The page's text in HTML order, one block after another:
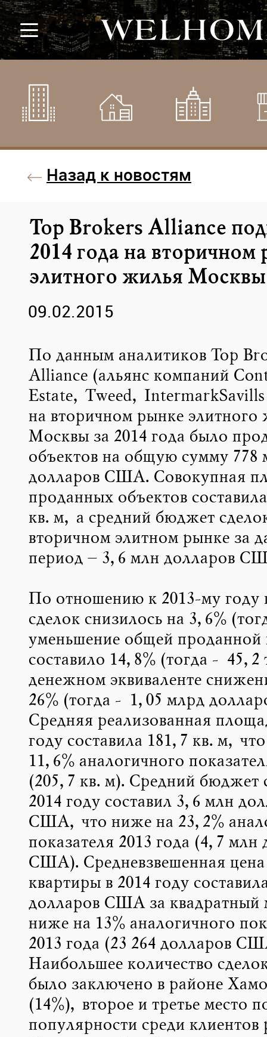
Назад к новостям
Top Brokers Alliance
2014 года на вторичном
элитного жилья Москвы
09.02.2015
По данным аналитиков Top
Alliance (альянс компаний
Estate, Tweed, IntermarkSavills
на вторичном рынке элитного
Москвы за 2014 года было
объектов на общую сумму 778
долларов США. Совокупная
проданных объектов
кв. м, а средний бюджет
вторичном элитном рынке за
период – 3,6 млн долларов
По отношению к 2013-му году
сделок снизилось на 3,6%
уменьшение общей проданной
составило 14,8% (тогда - 45,2
денежном эквиваленте
26% (тогда - 1,05 млрд
Средняя реализованная
году составила 181,7 кв. м,
11,6% аналогичного
(205,7 кв. м). Средний бюджет
2014 году составил 3,6 млн
США, что ниже на 23,2%
показателя 2013 года (4,7 млн
США). Средневзвешенная
квартиры в 2014 году
долларов США за квадратный
ниже на 13% аналогичного
2013 года (23 264 долларов
Наибольшее количество
было заключено в районе
(14%), второе и третье место
популярности среди клиентов